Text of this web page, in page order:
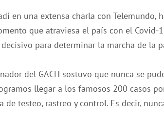
en una extensa charla con
que atraviesa el país con el Covid-
para determinar la marcha de la
del GACH sostuvo que nunca se
llegar a los famosos 200 casos
de testeo, rastreo y control. Es decir,